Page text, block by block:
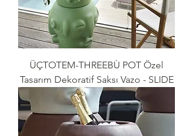
ÜÇTOTEM-THREEBÙ POT Özel
Tasarım Dekoratif Saksı Vazo - SLIDE